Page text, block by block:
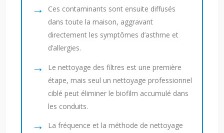
Ces contaminants sont ensuite diffusés
dans toute la maison, aggravant
directement les symptômes d’asthme et
d’allergies.
Le nettoyage des filtres est une première
étape, mais seul un nettoyage professionnel
ciblé peut éliminer le biofilm accumulé dans
les conduits.
La fréquence et la méthode de nettoyage